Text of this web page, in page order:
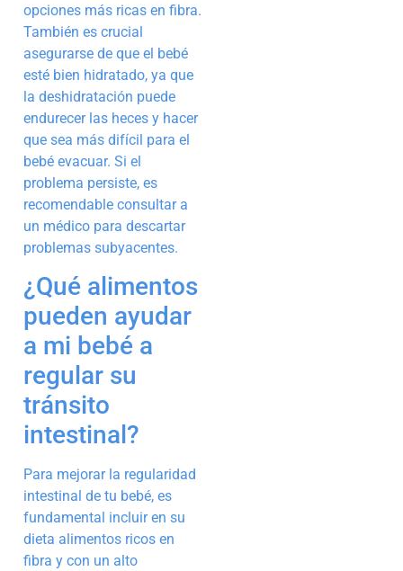
opciones más ricas en fibra.
También es crucial
asegurarse de que el bebé
esté bien hidratado, ya que
la deshidratación puede
endurecer las heces y hacer
que sea más difícil para el
bebé evacuar. Si el
problema persiste, es
recomendable consultar a
un médico para descartar
problemas subyacentes.
¿Qué alimentos
pueden ayudar
a mi bebé a
regular su
tránsito
intestinal?
Para mejorar la regularidad
intestinal de tu bebé, es
fundamental incluir en su
dieta alimentos ricos en
fibra y con un alto